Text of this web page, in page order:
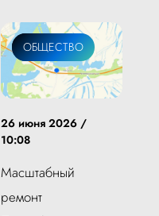
ЖКХ
ОБЩЕСТВО
26 июня 2026 /
10:08
Масштабный
ремонт